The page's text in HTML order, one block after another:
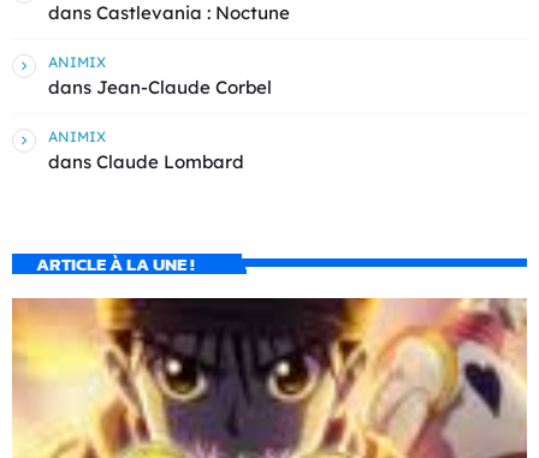
dans Castlevania : Noctune
ANIMIX
dans Jean-Claude Corbel
ANIMIX
dans Claude Lombard
ARTICLE À LA UNE !